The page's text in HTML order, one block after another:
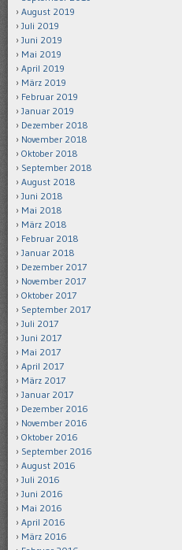
August 2019
Juli 2019
Juni 2019
Mai 2019
April 2019
März 2019
Februar 2019
Januar 2019
Dezember 2018
November 2018
Oktober 2018
September 2018
August 2018
Juni 2018
Mai 2018
März 2018
Februar 2018
Januar 2018
Dezember 2017
November 2017
Oktober 2017
September 2017
Juli 2017
Juni 2017
Mai 2017
April 2017
März 2017
Januar 2017
Dezember 2016
November 2016
Oktober 2016
September 2016
August 2016
Juli 2016
Juni 2016
Mai 2016
April 2016
März 2016